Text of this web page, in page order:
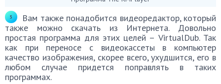
Вам также понадобится видеоредактор, который
также можно скачать из Интернета. Довольно
простая программа для этих целей – VirtualDub. Так
как при переносе с видеокассеты в компьютер
качество изображения, скорее всего, ухудшится, его в
любом случае придется поправлять в таких
программах.